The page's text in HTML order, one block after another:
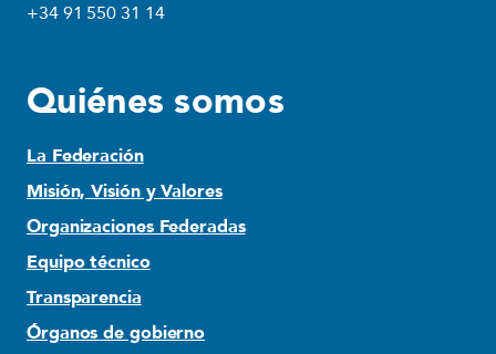
+34 91 550 31 14
Quiénes somos
La Federación
Misión, Visión y Valores
Organizaciones Federadas
Equipo técnico
Transparencia
Órganos de gobierno